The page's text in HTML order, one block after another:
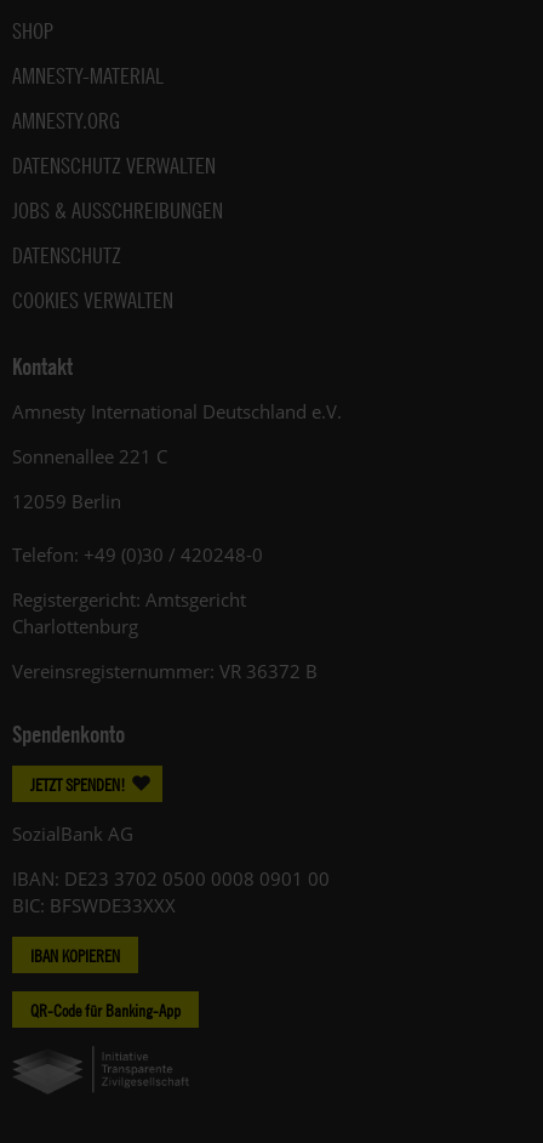
SHOP
AMNESTY-MATERIAL
AMNESTY.ORG
DATENSCHUTZ VERWALTEN
JOBS & AUSSCHREIBUNGEN
DATENSCHUTZ
COOKIES VERWALTEN
Kontakt
Amnesty International Deutschland e.V.
Sonnenallee 221 C
12059 Berlin
Telefon: +49 (0)30 / 420248-0
Registergericht: Amtsgericht
Charlottenburg
Vereinsregisternummer: VR 36372 B
Spendenkonto
JETZT SPENDEN!
SozialBank AG
IBAN: DE23 3702 0500 0008 0901 00
BIC: BFSWDE33XXX
IBAN KOPIEREN
QR-Code für Banking-App